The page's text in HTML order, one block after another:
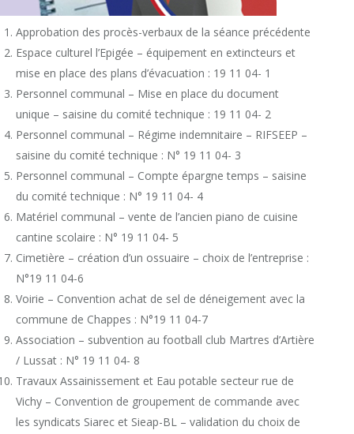
Approbation des procès-verbaux de la séance précédente
Espace culturel l’Epigée – équipement en extincteurs et
mise en place des plans d’évacuation : 19 11 04- 1
Personnel communal – Mise en place du document
unique – saisine du comité technique : 19 11 04- 2
Personnel communal – Régime indemnitaire – RIFSEEP –
saisine du comité technique : N° 19 11 04- 3
Personnel communal – Compte épargne temps – saisine
du comité technique : N° 19 11 04- 4
Matériel communal – vente de l’ancien piano de cuisine
cantine scolaire : N° 19 11 04- 5
Cimetière – création d’un ossuaire – choix de l’entreprise :
N°19 11 04-6
Voirie – Convention achat de sel de déneigement avec la
commune de Chappes : N°19 11 04-7
Association – subvention au football club Martres d’Artière
/ Lussat : N° 19 11 04- 8
Travaux Assainissement et Eau potable secteur rue de
Vichy – Convention de groupement de commande avec
les syndicats Siarec et Sieap-BL – validation du choix de